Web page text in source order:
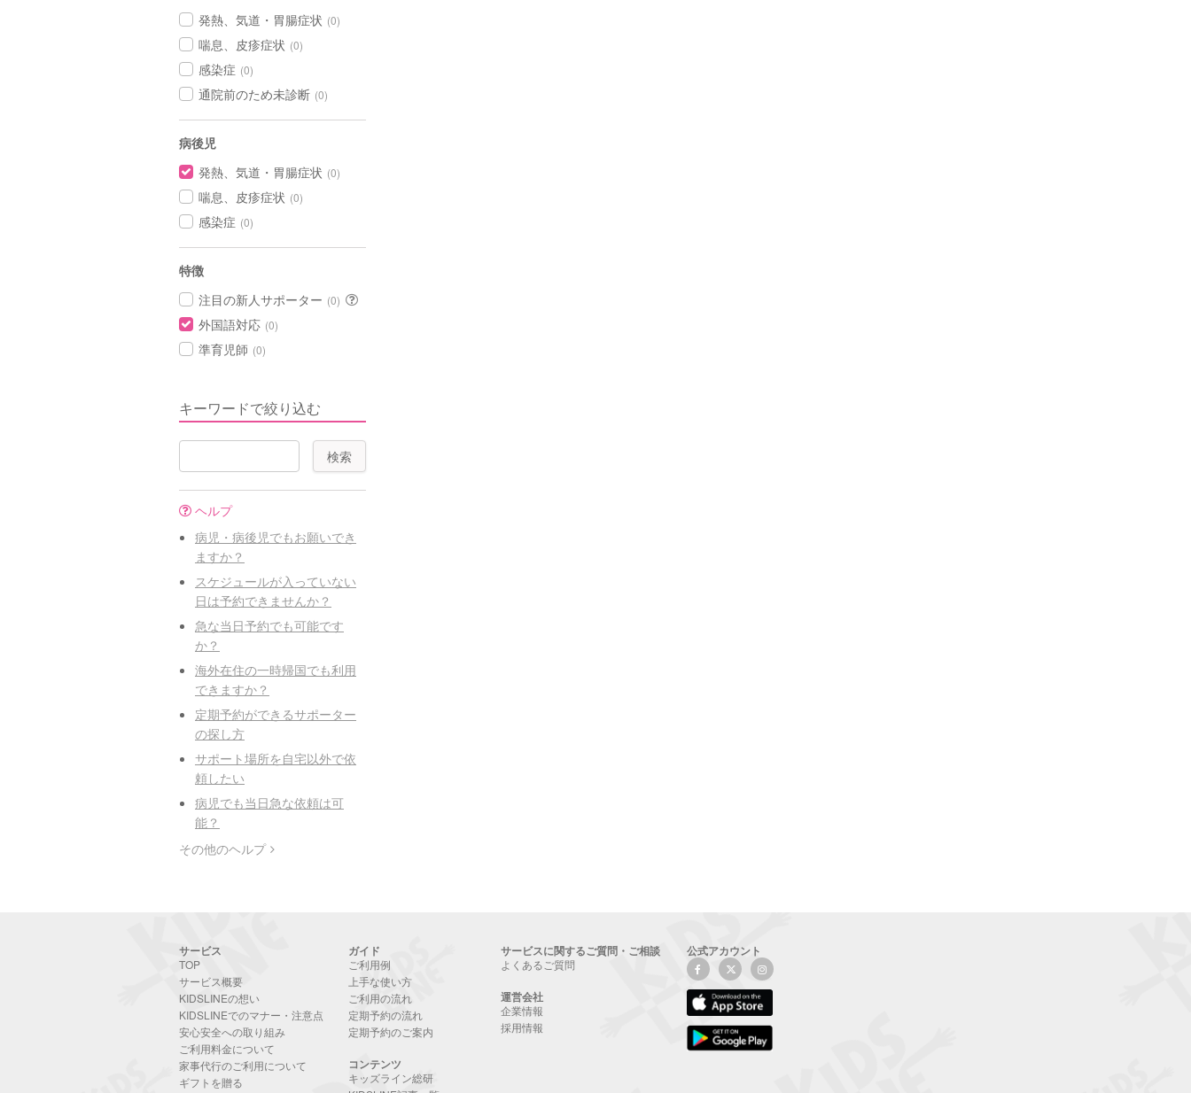
発熱、気道・胃腸症状 (0)
喘息、皮疹症状 (0)
感染症 (0)
通院前のため未診断 (0)
病後児
発熱、気道・胃腸症状 (0)
喘息、皮疹症状 (0)
感染症 (0)
特徴
注目の新人サポーター (0)
外国語対応 (0)
準育児師 (0)
キーワードで絞り込む
ヘルプ
病児・病後児でもお願いでき
ますか？
スケジュールが入っていない
日は予約できませんか？
急な当日予約でも可能です
か？
海外在住の一時帰国でも利用
できますか？
定期予約ができるサポーター
の探し方
サポート場所を自宅以外で依
頼したい
病児でも当日急な依頼は可
能？
その他のヘルプ
サービス
TOP
サービス概要
KIDSLINEの想い
KIDSLINEでのマナー・注意点
安心安全への取り組み
ご利用料金について
家事代行のご利用について
ギフトを贈る
ガイド
ご利用例
上手な使い方
ご利用の流れ
定期予約の流れ
定期予約のご案内
コンテンツ
キッズライン総研
サービスに関するご質問・ご相談
よくあるご質問
運営会社
企業情報
採用情報
公式アカウント